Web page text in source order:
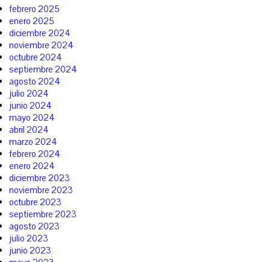
febrero 2025
enero 2025
diciembre 2024
noviembre 2024
octubre 2024
septiembre 2024
agosto 2024
julio 2024
junio 2024
mayo 2024
abril 2024
marzo 2024
febrero 2024
enero 2024
diciembre 2023
noviembre 2023
octubre 2023
septiembre 2023
agosto 2023
julio 2023
junio 2023